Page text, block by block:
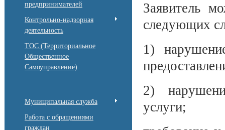
предпринимателей
Контрольно-надзорная
деятельность
ТОС (Территориальное
Общественное
Самоуправление)
Муниципальная служба
Работа с обращениями
граждан
Заявитель
следующих
1)
2)
услуги;